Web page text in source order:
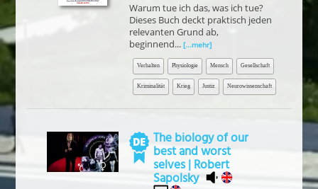
Warum tue ich das, was ich tue?
Dieses Buch deckt praktisch jeden
relevanten Grund ab,
beginnend... [...mehr]
Verhalten Physiologie Mensch Gesellschaft
Kriminalität Krieg Justiz Neurowissenschaft
The biology of our
best and worst
selves | Robert
Sapolsky